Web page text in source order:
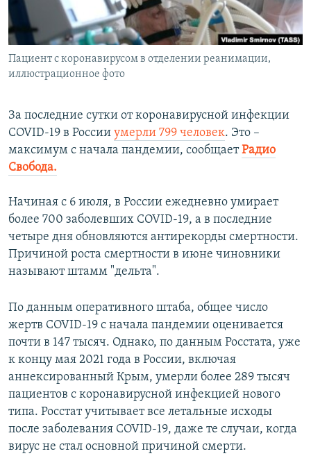
ПОБЕДИТЕЛЕЙ НЕ СУДЯТ?
КРЫМ.НЕПОКОРЕННЫЙ
ELIFBE
ПРИСОЕДИНЯЙТЕСЬ!
Пациент с коронавирусом в отделении реанимации,
иллюстрационное фото
За последние сутки от коронавирусной инфекции
COVID-19 в России умерли 799 человек. Это –
максимум с начала пандемии, сообщаетРадио
Свобода.
Начиная с 6 июля, в России ежедневно умирает
более 700 заболевших COVID-19, а в последние
четыре дня обновляются антирекорды смертности.
Причиной роста смертности в июне чиновники
называют штамм "дельта".
По данным оперативного штаба, общее число
жертв COVID-19 с начала пандемии оценивается
почти в 147 тысяч. Однако, по данным Росстата, уже
к концу мая 2021 года в России, включая
аннексированный Крым, умерли более 289 тысяч
пациентов с коронавирусной инфекцией нового
типа. Росстат учитывает все летальные исходы
после заболевания COVID-19, даже те случаи, когда
вирус не стал основной причиной смерти.